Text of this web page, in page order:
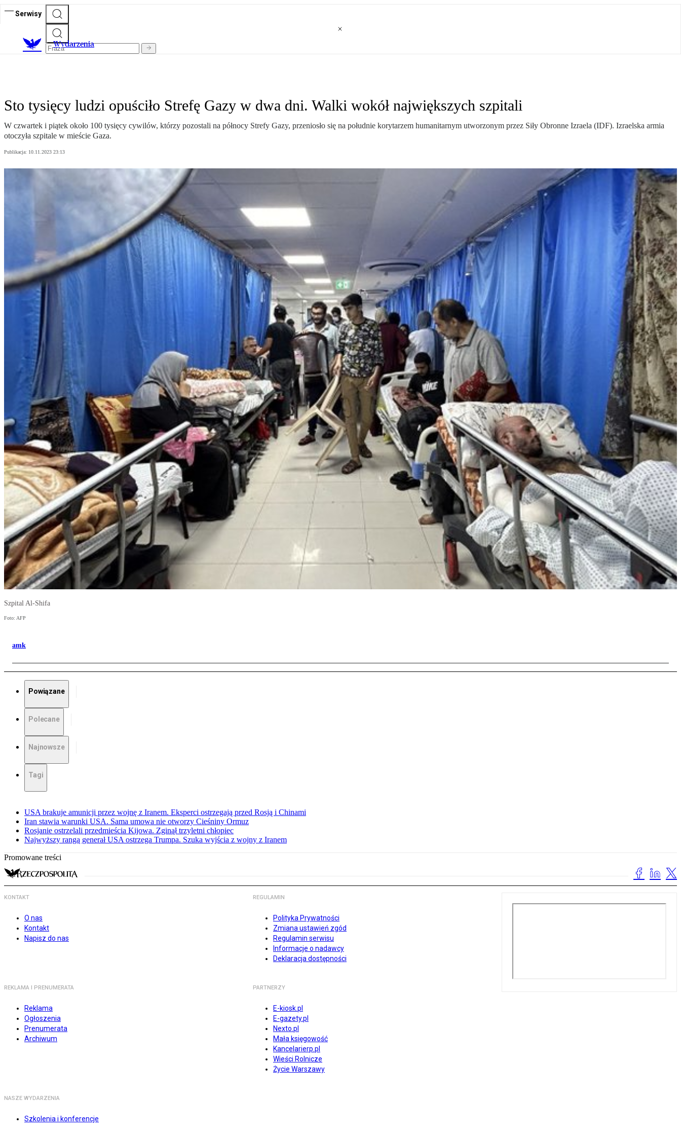
Serwisy
Wydarzenia
Sto tysięcy ludzi opuściło Strefę Gazy w dwa dni. Walki wokół największych szpitali
W czwartek i piątek około 100 tysięcy cywilów, którzy pozostali na północy Strefy Gazy, przeniosło się na południe korytarzem humanitarnym utworzonym przez Siły Obronne Izraela (IDF). Izraelska armia
otoczyła szpitale w mieście Gaza.
Publikacja: 10.11.2023 23:13
Szpital Al-Shifa
Foto: AFP
amk
Powiązane
Polecane
Najnowsze
Tagi
USA brakuje amunicji przez wojnę z Iranem. Eksperci ostrzegają przed Rosją i Chinami
Iran stawia warunki USA. Sama umowa nie otworzy Cieśniny Ormuz
Rosjanie ostrzelali przedmieścia Kijowa. Zginął trzyletni chłopiec
Najwyższy rangą generał USA ostrzega Trumpa. Szuka wyjścia z wojny z Iranem
Promowane treści
KONTAKT
O nas
Kontakt
Napisz do nas
REGULAMIN
Polityka Prywatności
Zmiana ustawień zgód
Regulamin serwisu
Informacje o nadawcy
Deklaracja dostępności
REKLAMA I PRENUMERATA
Reklama
Ogłoszenia
Prenumerata
Archiwum
PARTNERZY
E-kiosk.pl
E-gazety.pl
Nexto.pl
Mała księgowość
Kancelarierp.pl
Wieści Rolnicze
Życie Warszawy
NASZE WYDARZENIA
Szkolenia i konferencje